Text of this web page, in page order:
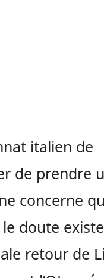
italien de
de prendre
concerne
doute existe
retour de